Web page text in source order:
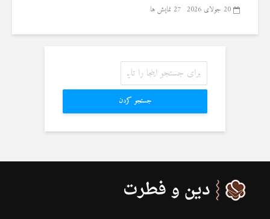
20 جولای 2026 27 نمایش ها
جستجو کردن